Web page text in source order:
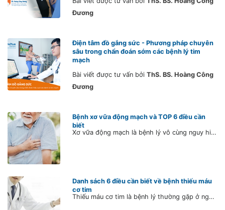
Đương
Điện tâm đồ gắng sức - Phương pháp chuyên
sâu trong chẩn đoán sớm các bệnh lý tim
mạch
Bài viết được tư vấn bởi ThS. BS. Hoàng Công
Đương
Bệnh xơ vữa động mạch và TOP 6 điều cần
biết
Xơ vữa động mạch là bệnh lý vô cùng nguy hiểm bởi người mắc bệnh hầu như không có biểu hiện gì cho đến khi bệnh đã trở nặng. Tuy nhiên, chính sự diễn biến âm thầm này là nguyên nhân khiến nhiều người đứng trước nguy cơ bị đau tim, đột quỵ, cắt cụt chân, tàn tật và thậm chí tử vong.
Danh sách 6 điều cần biết về bệnh thiếu máu
cơ tim
Thiếu máu cơ tim là bệnh lý thường gặp ở người lớn tuổi nhưng đang có dấu hiệu trẻ hóa. Bệnh gây nhiều biến chứng nguy hiểm và có thể tử vong nếu không chữa trị kịp thời.